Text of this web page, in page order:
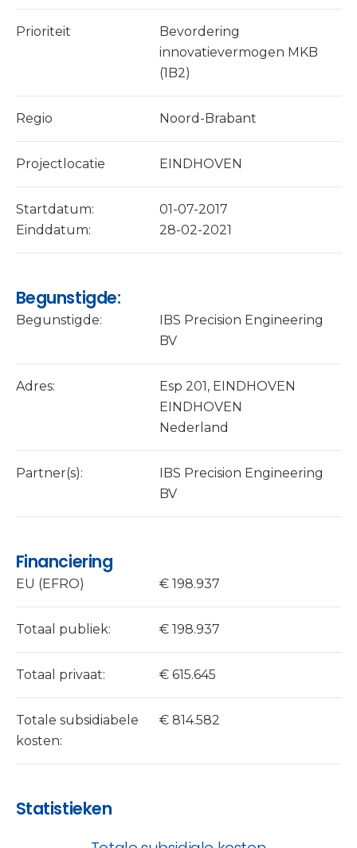
Prioriteit
Bevordering
innovatievermogen MKB
(1B2)
Regio Noord-Brabant
Projectlocatie EINDHOVEN
Startdatum:
01-07-2017
Einddatum:
28-02-2021
Begunstigde:
Begunstigde:
IBS Precision Engineering
BV
Adres:
Esp 201, EINDHOVEN
EINDHOVEN
Nederland
Partner(s):
IBS Precision Engineering
BV
Financiering
EU (EFRO) € 198.937
Totaal publiek: € 198.937
Totaal privaat: € 615.645
Totale subsidiabele
kosten:
€ 814.582
Statistieken